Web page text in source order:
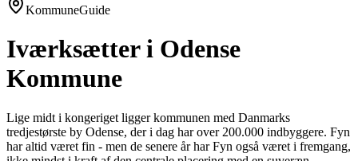
KommuneGuide
Iværksætter i Odense
Kommune
Lige midt i kongeriget ligger kommunen med Danmarks
tredjestørste by Odense, der i dag har over 200.000 indbyggere. Fyn
har altid været fin - men de senere år har Fyn også været i fremgang,